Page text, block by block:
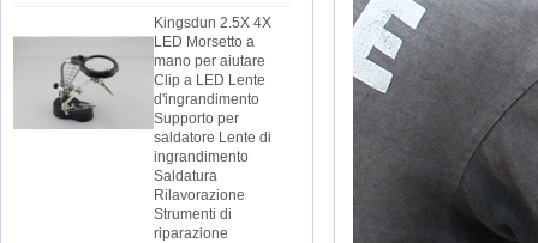
Kingsdun 2.5X 4X
LED Morsetto a
mano per aiutare
Clip a LED Lente
d'ingrandimento
Supporto per
saldatore Lente di
ingrandimento
Saldatura
Rilavorazione
Strumenti di
riparazione